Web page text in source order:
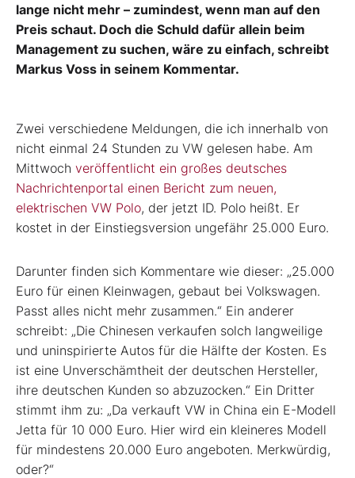
lange nicht mehr – zumindest, wenn man auf den
Preis schaut. Doch die Schuld dafür allein beim
Management zu suchen, wäre zu einfach, schreibt
Markus Voss in seinem Kommentar.
Zwei verschiedene Meldungen, die ich innerhalb von
nicht einmal 24 Stunden zu VW gelesen habe. Am
Mittwoch veröffentlicht ein großes deutsches
Nachrichtenportal einen Bericht zum neuen,
elektrischen VW Polo, der jetzt ID. Polo heißt. Er
kostet in der Einstiegsversion ungefähr 25.000 Euro.
Darunter finden sich Kommentare wie dieser: „25.000
Euro für einen Kleinwagen, gebaut bei Volkswagen.
Passt alles nicht mehr zusammen.“ Ein anderer
schreibt: „Die Chinesen verkaufen solch langweilige
und uninspirierte Autos für die Hälfte der Kosten. Es
ist eine Unverschämtheit der deutschen Hersteller,
ihre deutschen Kunden so abzuzocken.“ Ein Dritter
stimmt ihm zu: „Da verkauft VW in China ein E-Modell
Jetta für 10 000 Euro. Hier wird ein kleineres Modell
für mindestens 20.000 Euro angeboten. Merkwürdig,
oder?“